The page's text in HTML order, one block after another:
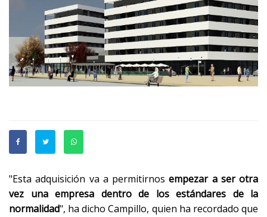
"Esta adquisición va a permitirnosempezar a ser otra
vez una empresa dentro de los estándares de la
normalidad", ha dicho Campillo, quien ha recordado que